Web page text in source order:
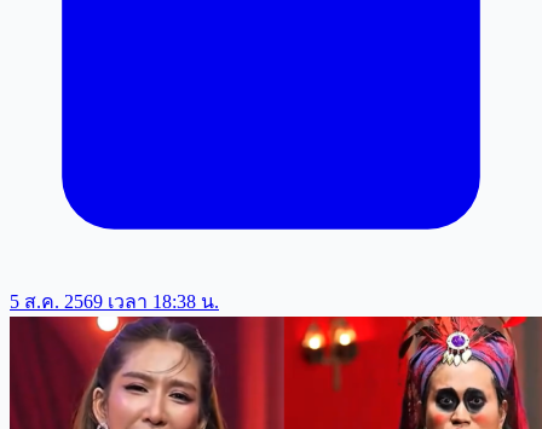
5 ส.ค. 2569 เวลา 18:38 น.